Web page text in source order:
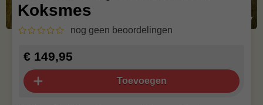
Koksmes
nog geen beoordelingen
€ 149,95
Toevoegen